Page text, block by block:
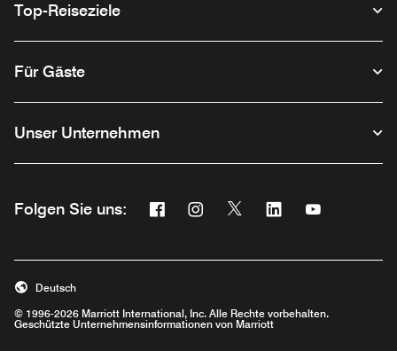
Top-Reiseziele
Für Gäste
Unser Unternehmen
Folgen Sie uns: Facebook
Opens a new window
Instagram
Opens a new window
Twitter
Opens a new window
Linkedin
Opens a new
Opens a
© 1996-2026 Marriott International, Inc. Alle Rechte vorbehalten.
Geschützte Unternehmensinformationen von Marriott
Deutsch